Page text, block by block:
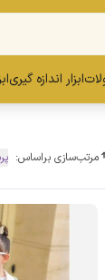
ابزار اندازه گیری
مرتب‌سازی براساس: